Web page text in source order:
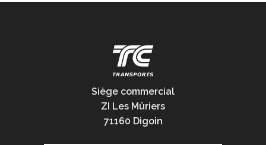
Siège commercial
ZI Les Mûriers
71160 Digoin